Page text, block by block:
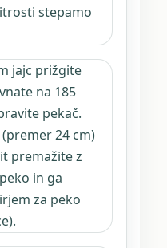
stepamo
jajc prižgite
na 185
pekač.
24 cm)
premažite z
in ga
za peko